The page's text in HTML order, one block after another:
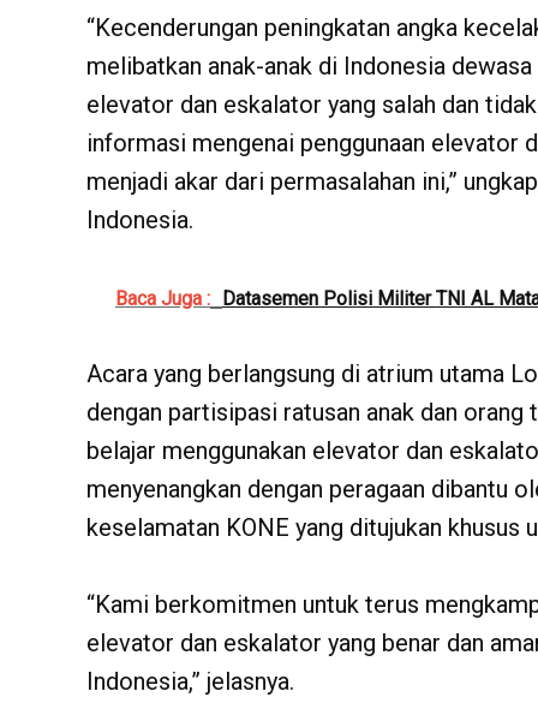
“Kecenderungan peningkatan angka
melibatkan anak-anak di Indonesia
elevator dan eskalator yang salah dan
informasi mengenai penggunaan elevator
menjadi akar dari permasalahan ini,”
Indonesia.
Baca Juga : Datasemen Polisi Militer TNI AL
Acara yang berlangsung di atrium utama
dengan partisipasi ratusan anak dan orang
belajar menggunakan elevator dan
menyenangkan dengan peragaan dibantu
keselamatan KONE yang ditujukan khusus
“Kami berkomitmen untuk terus
elevator dan eskalator yang benar dan
Indonesia,” jelasnya.